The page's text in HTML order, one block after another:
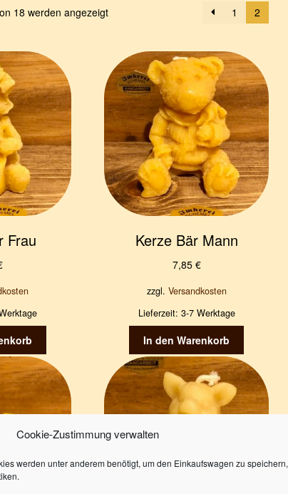
Cookie-Zustimmung verwalten
werden unter anderem benötigt, um den Einkaufswagen zu speichern,
18 werden angezeigt 1 2
Frau Kerze Bär Mann
7,85 €
zzgl. Versandkosten
Lieferzeit: 3-7 Werktage
In den Warenkorb